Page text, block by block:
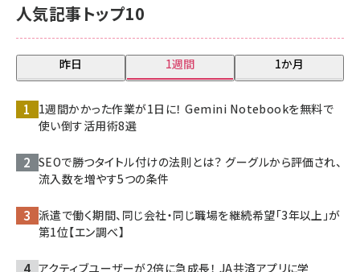
人気記事トップ10
昨日 1週間 1か月
1週間かかった作業が1日に！ Gemini Notebookを無料で
使い倒す活用術8選
SEOで勝つタイトル付けの法則とは？ グーグルから評価され、
流入数を増やす5つの条件
派遣で働く期間、同じ会社・同じ職場を継続希望「3年以上」が
第1位【エン調べ】
アクティブユーザーが2倍に急成長！ JA共済アプリに学